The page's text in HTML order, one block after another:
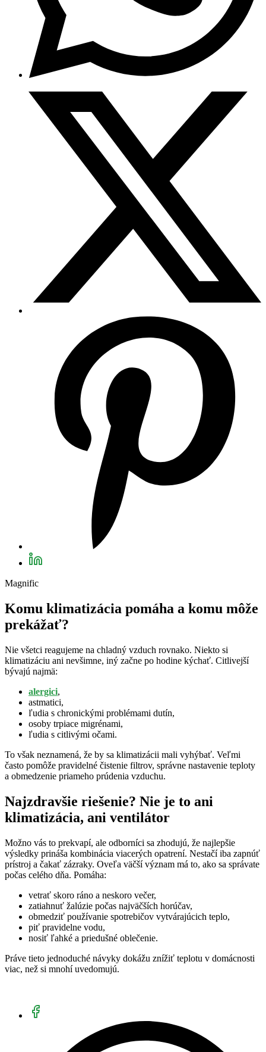
Magnific
Komu klimatizácia pomáha a komu môže
prekážať?
Nie všetci reagujeme na chladný vzduch rovnako. Niekto si
klimatizáciu ani nevšimne, iný začne po hodine kýchať. Citlivejší
bývajú najmä:
alergici,
astmatici,
ľudia s chronickými problémami dutín,
osoby trpiace migrénami,
ľudia s citlivými očami.
To však neznamená, že by sa klimatizácii mali vyhýbať. Veľmi
často pomôže pravidelné čistenie filtrov, správne nastavenie teploty
a obmedzenie priameho prúdenia vzduchu.
Najzdravšie riešenie? Nie je to ani
klimatizácia, ani ventilátor
Možno vás to prekvapí, ale odborníci sa zhodujú, že najlepšie
výsledky prináša kombinácia viacerých opatrení. Nestačí iba zapnúť
prístroj a čakať zázraky. Oveľa väčší význam má to, ako sa správate
počas celého dňa. Pomáha:
vetrať skoro ráno a neskoro večer,
zatiahnuť žalúzie počas najväčších horúčav,
obmedziť používanie spotrebičov vytvárajúcich teplo,
piť pravidelne vodu,
nosiť ľahké a priedušné oblečenie.
Práve tieto jednoduché návyky dokážu znížiť teplotu v domácnosti
viac, než si mnohí uvedomujú.